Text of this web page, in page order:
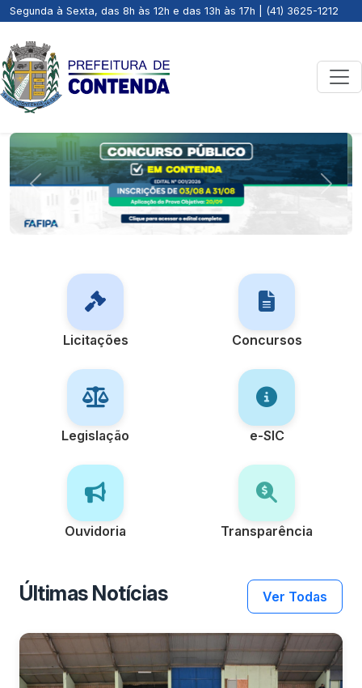
Segunda à Sexta, das 8h às 12h e das 13h às 17h | (41) 3625-1212
Previous Next
Licitações Concursos
Legislação e-SIC
Ouvidoria Transparência
Últimas Notícias Ver Todas